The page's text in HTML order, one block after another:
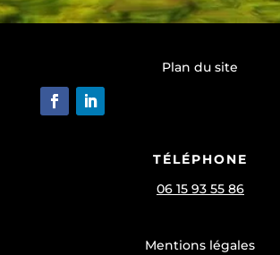
Plan du site
TÉLÉPHONE
06 15 93 55 86
Mentions légales